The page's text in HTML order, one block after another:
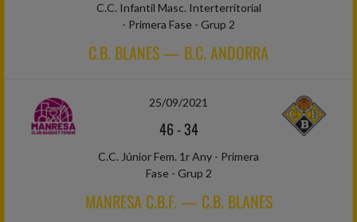
C.C. Infantil Masc. Interterritorial
- Primera Fase - Grup 2
C.B. BLANES — B.C. ANDORRA
25/09/2021
46-34
C.C. Júnior Fem. 1r Any - Primera
Fase - Grup 2
MANRESA C.B.F. — C.B. BLANES